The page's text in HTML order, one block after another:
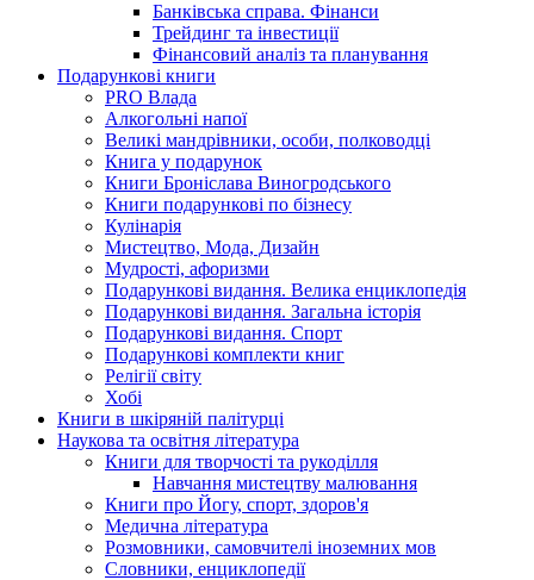
Банківська справа. Фінанси
Трейдинг та інвестиції
Фінансовий аналіз та планування
Подарункові книги
PRO Влада
Алкогольні напої
Великі мандрівники, особи, полководці
Книга у подарунок
Книги Броніслава Виногродського
Книги подарункові по бізнесу
Кулінарія
Мистецтво, Мода, Дизайн
Мудрості, афоризми
Подарункові видання. Велика енциклопедія
Подарункові видання. Загальна історія
Подарункові видання. Спорт
Подарункові комплекти книг
Релігії світу
Хобі
Книги в шкіряній палітурці
Наукова та освітня література
Книги для творчості та рукоділля
Навчання мистецтву малювання
Книги про Йогу, спорт, здоров'я
Медична література
Розмовники, самовчителі іноземних мов
Словники, енциклопедії